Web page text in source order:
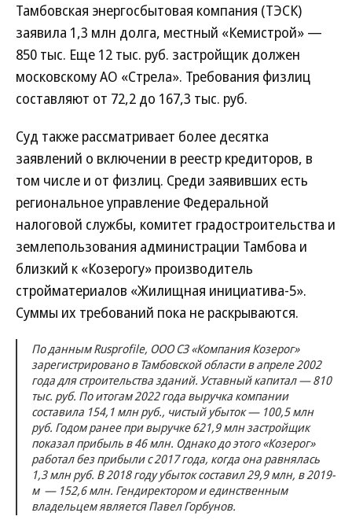
Тамбовская энергосбытовая компания (ТЭСК)
заявила 1,3 млн долга, местный «Кемистрой» —
850 тыс. Еще 12 тыс. руб. застройщик должен
московскому АО «Стрела». Требования физлиц
составляют от 72,2 до 167,3 тыс. руб.
Суд также рассматривает более десятка
заявлений о включении в реестр кредиторов, в
том числе и от физлиц. Среди заявивших есть
региональное управление Федеральной
налоговой службы, комитет градостроительства и
землепользования администрации Тамбова и
близкий к «Козерогу» производитель
стройматериалов «Жилищная инициатива-5».
Суммы их требований пока не раскрываются.
По данным Rusprofile, ООО СЗ «Компания Козерог»
зарегистрировано в Тамбовской области в апреле 2002
года для строительства зданий. Уставный капитал — 810
тыс. руб. По итогам 2022 года выручка компании
составила 154,1 млн руб., чистый убыток — 100,5 млн
руб. Годом ранее при выручке 621,9 млн застройщик
показал прибыль в 46 млн. Однако до этого «Козерог»
работал без прибыли с 2017 года, когда она равнялась
1,3 млн руб. В 2018 году убыток составил 29,9 млн, в 2019-
м — 152,6 млн. Гендиректором и единственным
владельцем является Павел Горбунов.